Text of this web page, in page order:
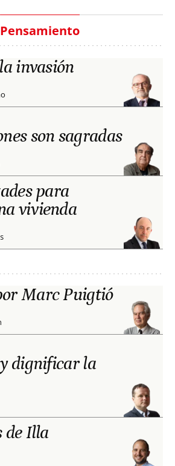
Pensamiento
invasión
son sagradas
para
vivienda
Marc Puigtió
dignificar la
de Illa